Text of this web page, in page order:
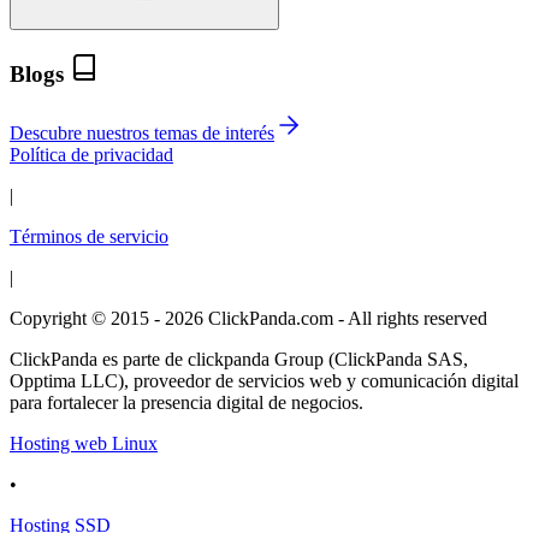
Blogs
Descubre nuestros temas de interés
Política de privacidad
|
Términos de servicio
|
Copyright © 2015 - 2026 ClickPanda.com - All rights reserved
ClickPanda es parte de clickpanda Group (ClickPanda SAS,
Opptima LLC), proveedor de servicios web y comunicación digital
para fortalecer la presencia digital de negocios.
Hosting web Linux
•
Hosting SSD